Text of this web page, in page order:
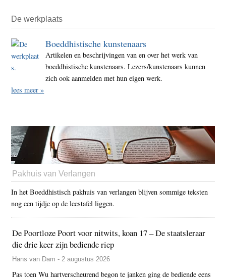
De werkplaats
Boeddhistische kunstenaars
Artikelen en beschrijvingen van en over het werk van
boeddhistische kunstenaars. Lezers/kunstenaars kunnen
zich ook aanmelden met hun eigen werk.
lees meer »
Pakhuis van Verlangen
In het Boeddhistisch pakhuis van verlangen blijven sommige teksten
nog een tijdje op de leestafel liggen.
De Poortloze Poort voor nitwits, koan 17 – De staatsleraar
die drie keer zijn bediende riep
Hans van Dam - 2 augustus 2026
Pas toen Wu hartverscheurend begon te janken ging de bediende eens